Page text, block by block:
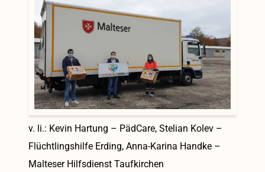
v. li.: Kevin Hartung – PädCare, Stelian Kolev –
Flüchtlingshilfe Erding, Anna-Karina Handke –
Malteser Hilfsdienst Taufkirchen